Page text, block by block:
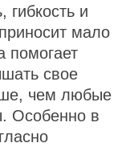
и
мало
помогает
свое
чем любые
Особенно в